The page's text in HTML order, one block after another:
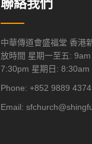
聯絡我們
中華傳道會盛福堂 香港
放時間 星期一至五:
7:30pm 星期日: 8:30am
Phone: +852 9889 4374
Email: